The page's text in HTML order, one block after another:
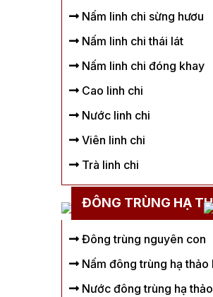
Nấm linh chi sừng hươu
Nấm linh chi thái lát
Nấm linh chi đóng khay
Cao linh chi
Nước linh chi
Viên linh chi
Trà linh chi
ĐÔNG TRÙNG HẠ
Đông trùng nguyên con
Nấm đông trùng hạ thảo
Nước đông trùng hạ thảo